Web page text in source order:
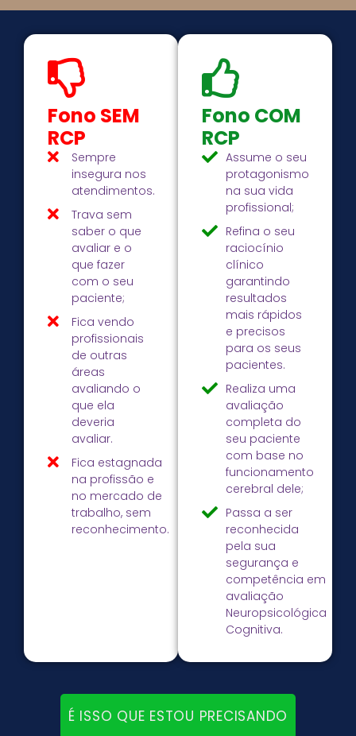
Fono SEM
RCP
Sempre
insegura nos
atendimentos.
Trava sem
saber o que
avaliar e o
que fazer
com o seu
paciente;
Fica vendo
profissionais
de outras
áreas
avaliando o
que ela
deveria
avaliar.
Fica estagnada
na profissão e
no mercado de
trabalho, sem
reconhecimento.
Fono COM
RCP
Assume o seu
protagonismo
na sua vida
profissional;
Refina o seu
raciocínio
clínico
garantindo
resultados
mais rápidos
e precisos
para os seus
pacientes.
Realiza uma
avaliação
completa do
seu paciente
com base no
funcionamento
cerebral dele;
Passa a ser
reconhecida
pela sua
segurança e
competência em
avaliação
Neuropsicológica
Cognitiva.
É ISSO QUE ESTOU PRECISANDO